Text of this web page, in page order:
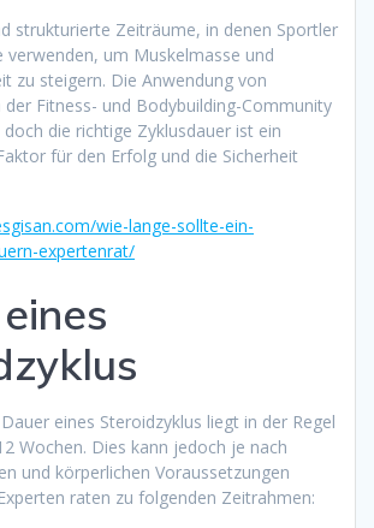
strukturierte Zeiträume, in denen Sportler
verwenden, um Muskelmasse und
zu steigern. Die Anwendung von
der Fitness- und Bodybuilding-Community
die richtige Zyklusdauer ist ein
für den Erfolg und die Sicherheit
wie-lange-sollte-ein-
expertenrat/
eines Steroidzyklus liegt in der Regel
Wochen. Dies kann jedoch je nach
und körperlichen Voraussetzungen
raten zu folgenden Zeitrahmen: